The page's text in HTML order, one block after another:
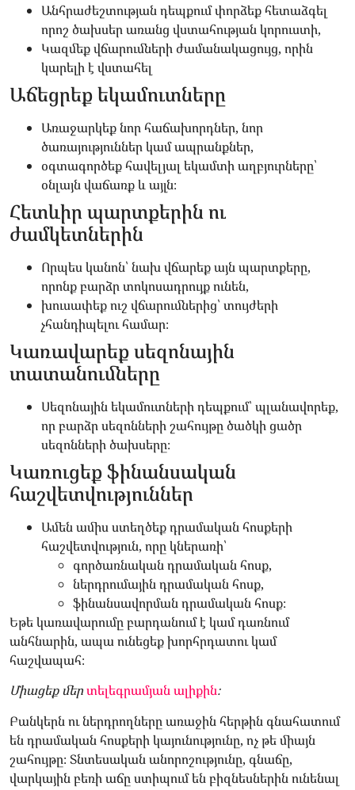
Անհրաժեշտության դեպքում փորձեք հետաձգել
որոշ ծախսեր առանց վստահության կորուստի,
Կազմեք վճարումների ժամանակացույց, որին
կարելի է վստահել
Աճեցրեք եկամուտները
Առաջարկեք նոր հաճախորդներ, նոր
ծառայություններ կամ ապրանքներ,
օգտագործեք հավելյալ եկամտի աղբյուրները՝
օնլայն վաճառք և այլն։
Հետևիր պարտքերին ու
ժամկետներին
Որպես կանոն՝ նախ վճարեք այն պարտքերը,
որոնք բարձր տոկոսադրույք ունեն,
խուսափեք ուշ վճարումներից՝ տույժերի
չհանդիպելու համար։
Կառավարեք սեզոնային
տատանումները
Սեզոնային եկամուտների դեպքում՝ պլանավորեք,
որ բարձր սեզոնների շահույթը ծածկի ցածր
սեզոնների ծախսերը։
Կառուցեք ֆինանսական
հաշվետվություններ
Ամեն ամիս ստեղծեք դրամական հոսքերի
հաշվետվություն, որը կներառի՝
գործառնական դրամական հոսք,
ներդրումային դրամական հոսք,
ֆինանսավորման դրամական հոսք։
Եթե կառավարումը բարդանում է կամ դառնում
անհնարին, ապա ունեցեք խորհրդատու կամ
հաշվապահ։
Միացեք մերտելեգրամյան ալիքին։
Բանկերն ու ներդրողները առաջին հերթին գնահատում
են դրամական հոսքերի կայունությունը, ոչ թե միայն
շահույթը։ Տնտեսական անորոշությունը, գնաճը,
վարկային բեռի աճը ստիպում են բիզնեսներին ունենալ